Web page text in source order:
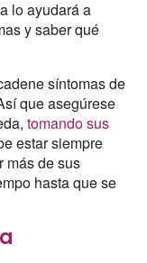
lo ayudará a
y saber qué
síntomas de
que asegúrese
tomando sus
estar siempre
más de sus
hasta que se